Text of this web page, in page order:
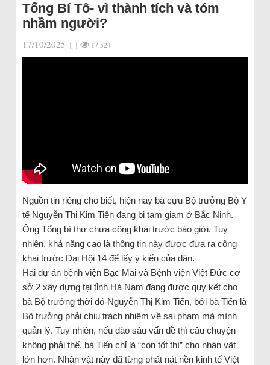
Tổng Bí Tô- vì thành tích và tóm
nhầm người?
17/10/2025 | | 17.524
Nguồn tin riêng cho biết, hiện nay bà cựu Bộ trưởng Bộ Y
tế Nguyễn Thị Kim Tiến đang bị tạm giam ở Bắc Ninh.
Ông Tổng bí thư chưa công khai trước báo giới. Tuy
nhiên, khả năng cao là thông tin này được đưa ra công
khai trước Đại Hội 14 để lấy ý kiến của dân.
Hai dự án bệnh viện Bạc Mai và Bệnh viện Việt Đức cơ
sở 2 xây dựng tại tỉnh Hà Nam đang được quy kết cho
bà Bộ trưởng thời đó-Nguyễn Thị Kim Tiến, bởi bà Tiến là
Bộ trưởng phải chịu trách nhiệm về sai phạm mà mình
quản lý. Tuy nhiên, nếu đào sâu vấn đề thì câu chuyện
không phải thế, bà Tiến chỉ là “con tốt thí” cho nhân vật
lớn hơn. Nhân vật này đã từng phát nát nền kinh tế Việt